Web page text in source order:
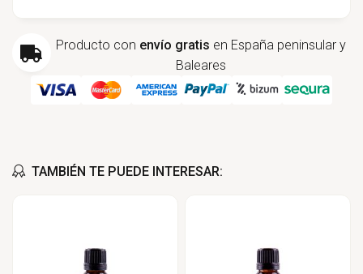
Producto con envío gratis en España peninsular y
Baleares
TAMBIÉN TE PUEDE INTERESAR: